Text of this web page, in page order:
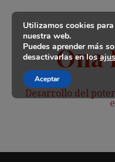
contenido
Ona
Desarrollo del
Utilizamos cookies
nuestra web.
Puedes aprender más
desactivarlas en los
Aceptar